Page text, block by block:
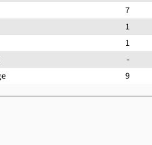
7
1
1
-
9